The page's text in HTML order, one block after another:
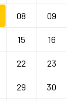
08 09
15 16
22 23
29 30